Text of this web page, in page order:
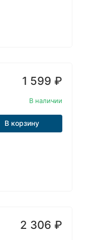
1 599 ₽
В наличии
В корзину
2 306 ₽